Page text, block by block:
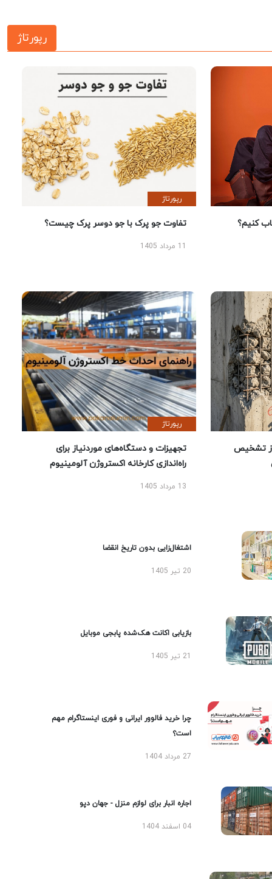
رپورتاژ
کنیم؟
رپورتاژ
تفاوت جو پرک با جو دوسر پرک چیست؟
تشخیص
رپورتاژ
تجهیزات و دستگاه‌های موردنیاز برای
راه‌اندازی کارخانه اکستروژن آلومینیوم
13 مرداد 1405
اشتغال‌زایی بدون تاریخ انقضا
20 تیر 1405
بازیابی اکانت هک‌شده پابجی موبایل
چرا خرید فالوور ایرانی و فوری اینستاگرام مهم
است؟
27 مرداد 1404
اجاره انبار برای لوازم منزل - جهان دپو
04 اسفند 1404